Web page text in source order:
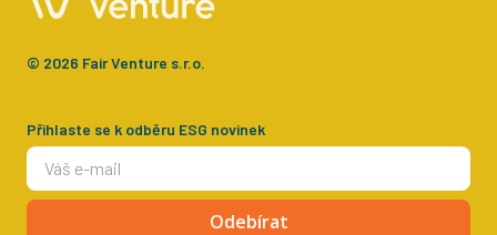
© 2026 Fair Venture s.r.o.
Přihlaste se k odběru ESG novinek
Odebírat